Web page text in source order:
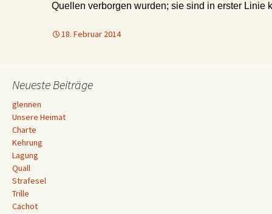
Quellen verborgen wurden; sie sind in erster Linie
18. Februar 2014
Neueste Beiträge
glennen
Unsere Heimat
Charte
Kehrung
Lagung
Quall
Strafesel
Trille
Cachot